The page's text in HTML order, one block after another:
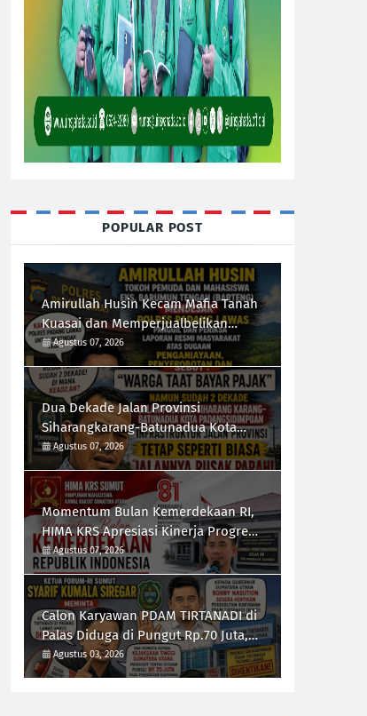
POPULAR POST
Amirullah Husin Kecam Mafia Tanah
Kuasai dan Memperjualbelikan
Lahan Negara, Desak Polres Padang
Lawas Tindak Tegas Mafia Tanah
Agustus 07, 2026
Dua Dekade Jalan Provinsi
Siharangkarang-Batunadua Kota
Padangsidimpuan Rusak Parah,
Rahmad Taufik Dalimunthe Desak
Gubernur Sumut "Turun Tangan"
Agustus 07, 2026
Momentum Bulan Kemerdekaan RI,
HIMA KRS Apresiasi Kinerja Progresif
Kalapas Tanjungbalai, Refin Tua
Simanullang
Agustus 07, 2026
Calon Karyawan PDAM TIRTANADI di
Palas Diduga di Pungut Rp.70 Juta,
Syarif Kumala Siregar Minta Kejati
Sumut Usut Tuntas
Agustus 03, 2026